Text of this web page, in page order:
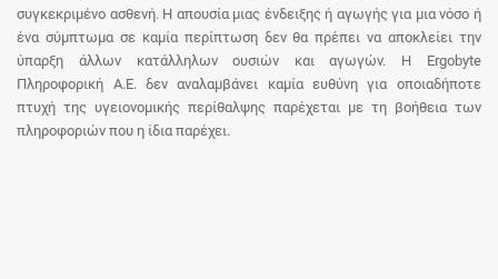
συγκεκριμένο ασθενή. Η απουσία μιας ένδειξης ή αγωγής για μια νόσο ή
ένα σύμπτωμα σε καμία περίπτωση δεν θα πρέπει να αποκλείει την
ύπαρξη άλλων κατάλληλων ουσιών και αγωγών. Η Ergobyte
Πληροφορική Α.Ε. δεν αναλαμβάνει καμία ευθύνη για οποιαδήποτε
πτυχή της υγειονομικής περίθαλψης παρέχεται με τη βοήθεια των
πληροφοριών που η ίδια παρέχει.